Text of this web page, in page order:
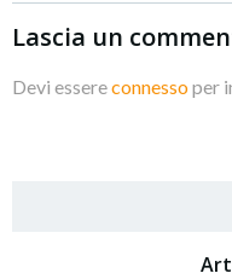
Lascia un
Devi essereconnessoper